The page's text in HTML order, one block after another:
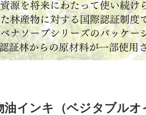
油インキ（ベジタブルオ